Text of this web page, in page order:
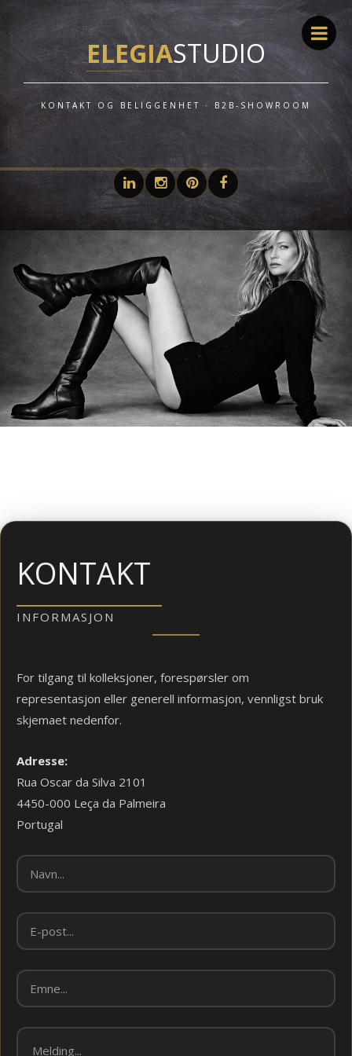
ELEGIASTUDIO
KONTAKT OG BELIGGENHET · B2B-SHOWROOM
KONTAKT
INFORMASJON
For tilgang til kolleksjoner, forespørsler om
representasjon eller generell informasjon, vennligst bruk
skjemaet nedenfor.
Adresse:
Rua Oscar da Silva 2101
4450-000 Leça da Palmeira
Portugal